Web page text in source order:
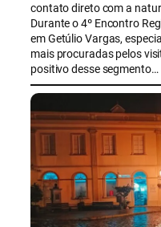
contato direto com a
Durante o 4º Encontro
em Getúlio Vargas,
mais procuradas pelos
positivo desse segmento…